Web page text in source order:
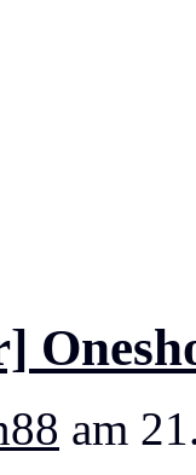
am